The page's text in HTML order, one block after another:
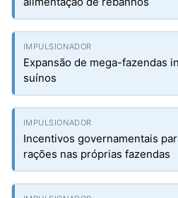
Expansão de mega-fazendas
suínos
Incentivos governamentais
rações nas próprias fazendas